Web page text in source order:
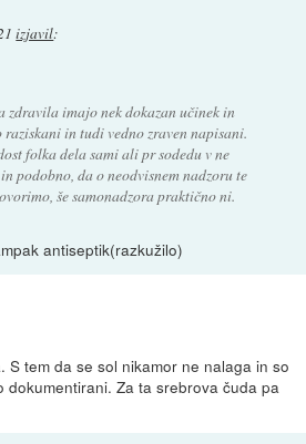
izjavil:
imajo nek dokazan učinek in
raziskani in tudi vedno zraven napisani.
folka dela sami ali pr sodedu v ne
podobno, da o neodvisnem nadzoru te
še samonadzora praktično ni.
antiseptik(razkužilo)
S tem da se sol nikamor ne nalaga in so
dokumentirani. Za ta srebrova čuda pa